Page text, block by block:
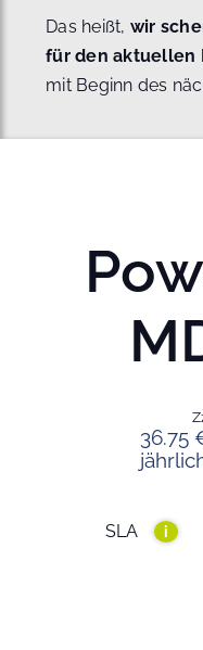
Das heißt, wir
für den aktuellen
mit Beginn des
36.75
SLA i